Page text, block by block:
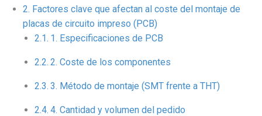
Factores clave que afectan al coste del montaje de
placas de circuito impreso (PCB)
1. Especificaciones de PCB
2. Coste de los componentes
3. Método de montaje (SMT frente a THT)
4. Cantidad y volumen del pedido